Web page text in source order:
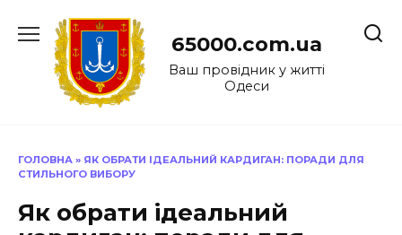
до
65000.com.ua
Ваш провідник у житті
Одеси
ГОЛОВНА » ЯК ОБРАТИ ІДЕАЛЬНИЙ КАРДИГАН: ПОРАДИ ДЛЯ
СТИЛЬНОГО ВИБОРУ
Як обрати ідеальний